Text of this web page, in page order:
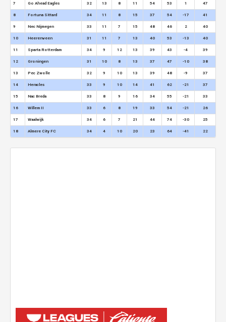
7 Go Ahead Eagles 32 13 8 11 54 53 1 47
8 Fortuna Sittard 34 11 8 15 37 54 -17 41
9 Nec Nijmegen 33 11 7 15 48 46 2 40
10 Heerenveen 31 11 7 13 40 53 -13 40
11 Sparta Rotterdam 34 9 12 13 39 43 -4 39
12 Groningen 31 10 8 13 37 47 -10 38
13 Pec Zwolle 32 9 10 13 39 48 -9 37
14 Heracles 33 9 10 14 41 62 -21 37
15 Nac Breda 33 8 9 16 34 55 -21 33
16 Willem II 33 6 8 19 33 54 -21 26
17 Waalwijk 34 6 7 21 44 74 -30 25
18 Almere City FC 34 4 10 20 23 64 -41 22